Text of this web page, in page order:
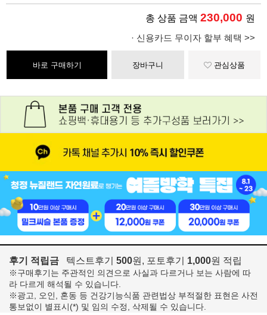
총 상품 금액 230,000 원
· 신용카드 무이자 할부 혜택 >>
바로 구매하기 장바구니 관심상품
후기 적립금 텍스트후기 500원, 포토후기 1,000원 적립
※구매후기는 주관적인 의견으로 사실과 다르거나 보는 사람에 따
라 다르게 해석될 수 있습니다.
※광고, 오인, 혼동 등 건강기능식품 관련법상 부적절한 표현은 사전
통보없이 별표시(*) 및 임의 수정, 삭제될 수 있습니다.